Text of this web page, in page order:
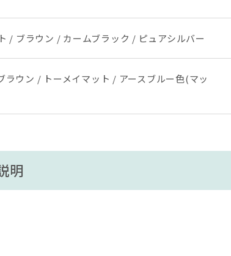
/ ブラウン / カームブラック / ピュアシルバー
ラウン / トーメイマット / アースブルー色(マッ
明